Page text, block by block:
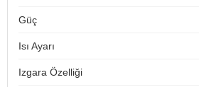
Güç
Isı Ayarı
Izgara Özelliği